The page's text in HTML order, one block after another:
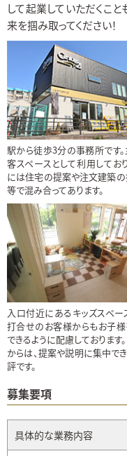
して起業していただくこ
来を掴み取ってください！
駅から徒歩3分の事務所です
客スペースとして利用してお
には住宅の提案や注文建築
等で混み合ってあります。
入口付近にあるキッズスペー
打合せのお客様からもお子
できるように配慮しております
からは、提案や説明に集中で
評です。
募集要項
具体的な業務内容